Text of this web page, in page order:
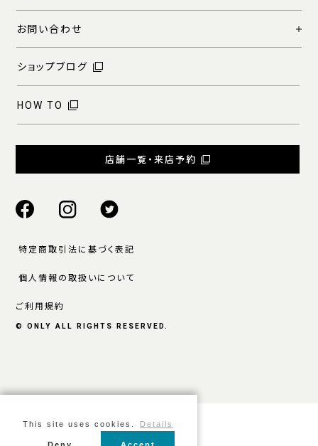
お問い合わせ
ショップブログ
HOW TO
店舗一覧・来店予約
特定商取引法に基づく表記
個人情報の取扱いについて
ご利用規約
© ONLY ALL RIGHTS RESERVED.
This site uses cookies. Details